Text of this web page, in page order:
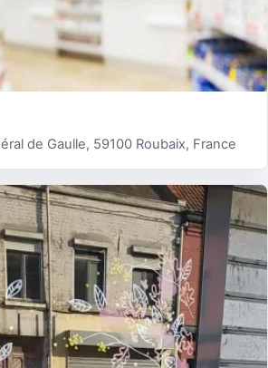
de Gaulle, 59100 Roubaix, France